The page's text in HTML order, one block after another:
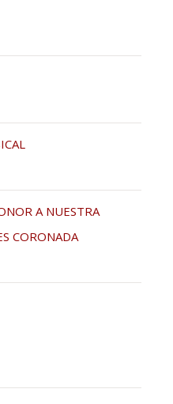
A NUESTRA
CORONADA